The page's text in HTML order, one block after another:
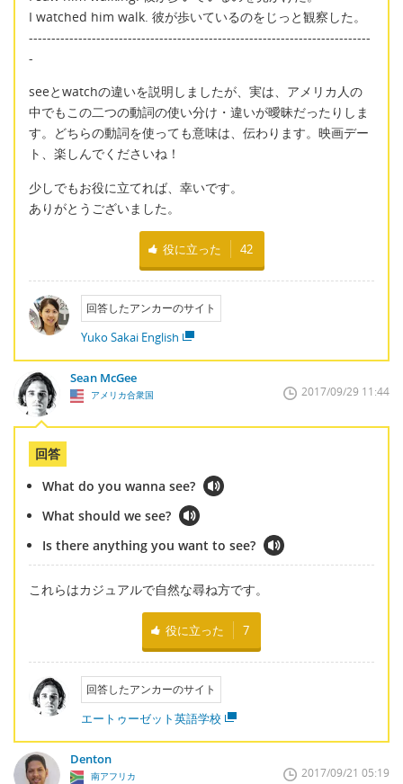
I watched him walk. 彼が歩いているのをじっと観察した。
----------------------------------------------------------------------------
-
seeとwatchの違いを説明しましたが、実は、アメリカ人の
中でもこの二つの動詞の使い分け・違いが曖昧だったりしま
す。どちらの動詞を使っても意味は、伝わります。映画デー
ト、楽しんでくださいね！
少しでもお役に立てれば、幸いです。
ありがとうございました。
役に立った 42
回答したアンカーのサイト
Yuko Sakai English
Sean McGee
アメリカ合衆国 2017/09/29 11:44
回答
What do you wanna see?
What should we see?
Is there anything you want to see?
これらはカジュアルで自然な尋ね方です。
役に立った 7
回答したアンカーのサイト
エートゥーゼット英語学校
Denton
南アフリカ 2017/09/21 05:19